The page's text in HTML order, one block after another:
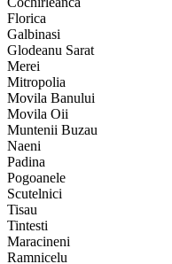
Florica
Galbinasi
Glodeanu Sarat
Merei
Mitropolia
Movila Banului
Movila Oii
Muntenii Buzau
Naeni
Padina
Pogoanele
Scutelnici
Tisau
Tintesti
Maracineni
Ramnicelu